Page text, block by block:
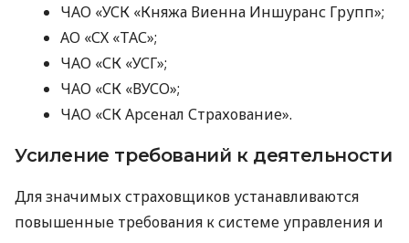
ЧАО «УСК «Княжа Виенна Иншуранс Групп»;
АО «СХ «ТАС»;
ЧАО «СК «УСГ»;
ЧАО «СК «ВУСО»;
ЧАО «СК Арсенал Страхование».
Усиление требований к деятельности
Для значимых страховщиков устанавливаются
повышенные требования к системе управления и